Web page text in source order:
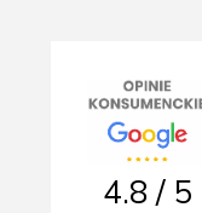
4.8 / 5